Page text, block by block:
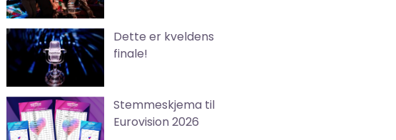
Dette er kveldens
finale!
Stemmeskjema til
Eurovision 2026